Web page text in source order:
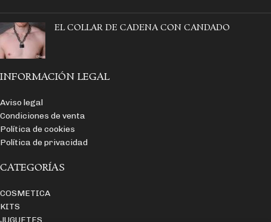
EL COLLAR DE CADENA CON CANDADO
INFORMACIÓN LEGAL
Aviso legal
Condiciones de venta
Política de cookies
Política de privacidad
CATEGORÍAS
COSMETICA
KITS